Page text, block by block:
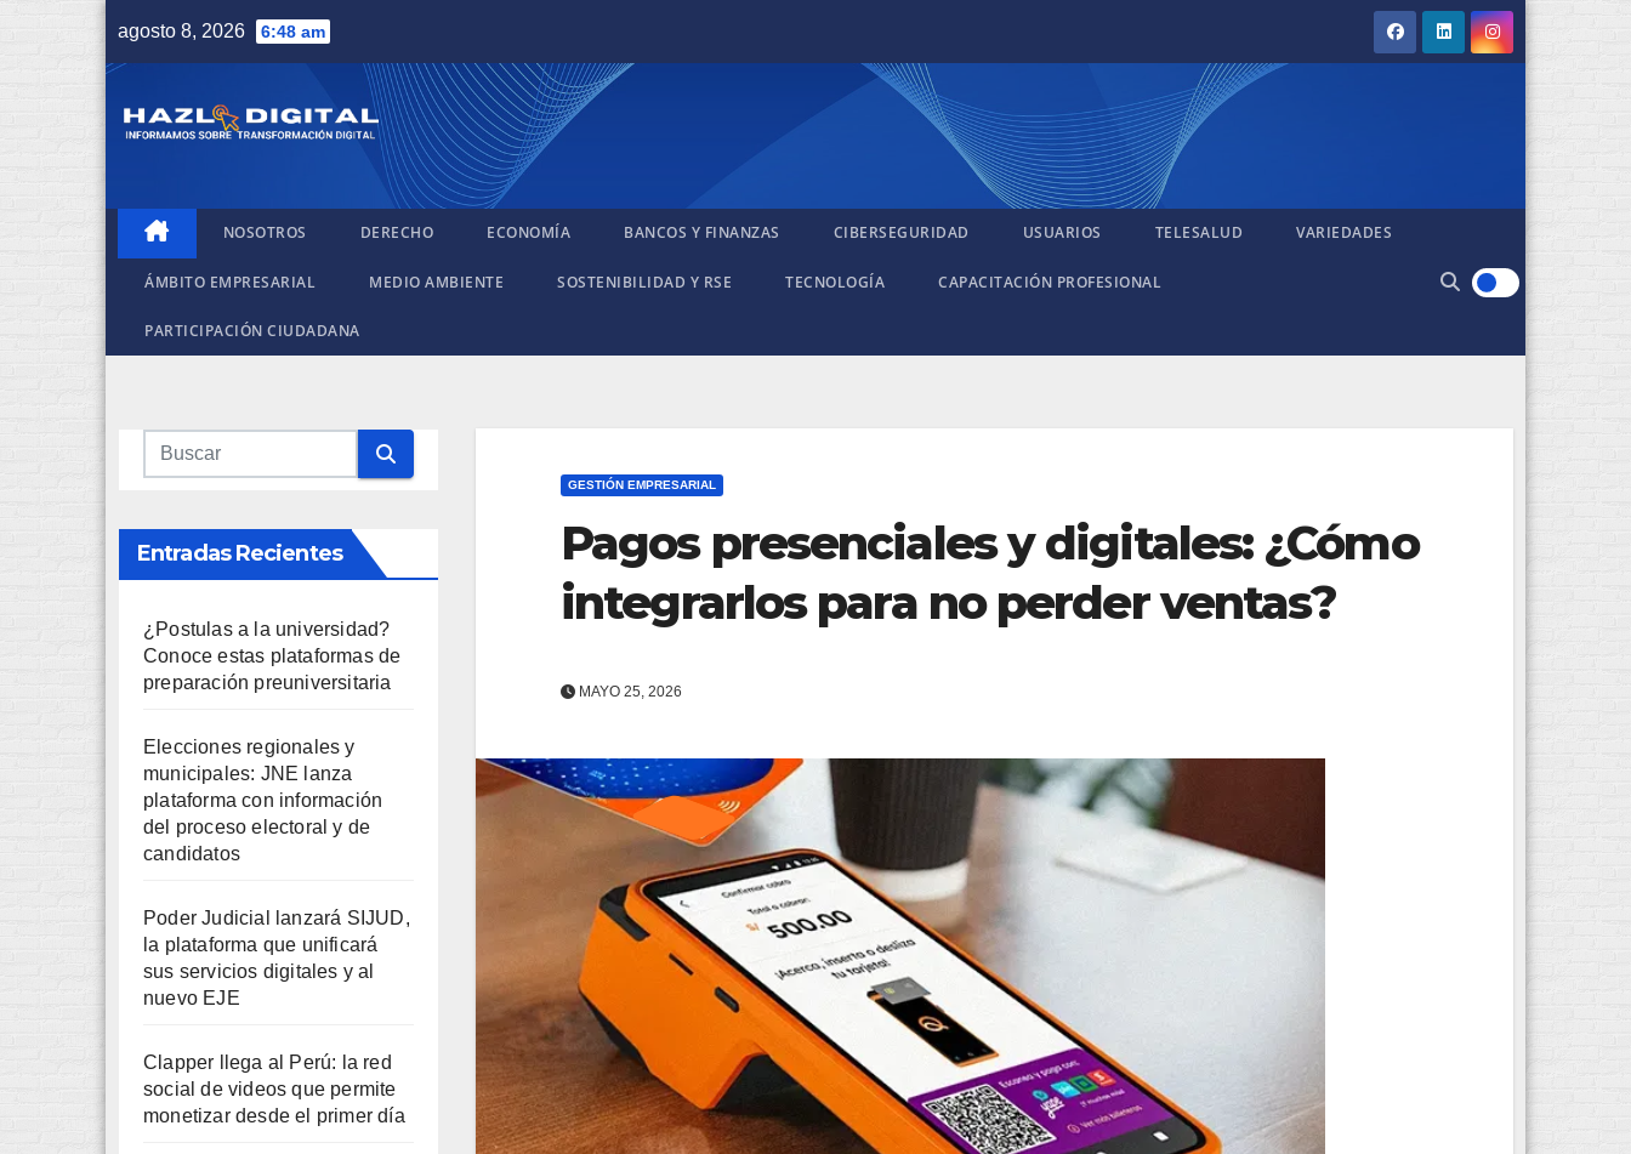
agosto 8, 2026 6:48 am
NOSOTROS DERECHO ECONOMÍA BANCOS Y FINANZAS CIBERSEGURIDAD USUARIOS TELESALUD VARIEDADES
ÁMBITO EMPRESARIAL MEDIO AMBIENTE SOSTENIBILIDAD Y RSE TECNOLOGÍA CAPACITACIÓN PROFESIONAL
PARTICIPACIÓN CIUDADANA
Entradas Recientes
¿Postulas a la universidad?
Conoce estas plataformas de
preparación preuniversitaria
Elecciones regionales y
municipales: JNE lanza
plataforma con información
del proceso electoral y de
candidatos
Poder Judicial lanzará SIJUD,
la plataforma que unificará
sus servicios digitales y al
nuevo EJE
Clapper llega al Perú: la red
social de videos que permite
monetizar desde el primer día
GESTIÓN EMPRESARIAL
Pagos presenciales y digitales: ¿Cómo
integrarlos para no perder ventas?
MAYO 25, 2026